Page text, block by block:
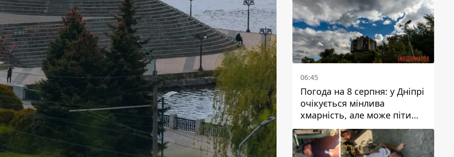
06:45
Погода на 8 серпня: у Дніпрі
очікується мінлива
хмарність, але може піти
дощ